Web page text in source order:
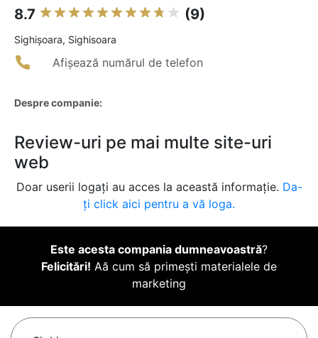
8.7 (9)
Sighişoara, Sighisoara
Afișează numărul de telefon
Despre companie:
Review-uri pe mai multe site-uri
web
Doar userii logați au acces la această informație. Da-
ți click aici pentru a vă loga.
Este acesta compania dumneavoastră?
Felicitări! Aă cum să primești materialele de
marketing